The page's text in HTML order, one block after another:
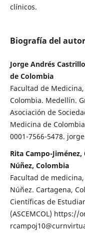
clínicos.
Biografía del
Jorge Andrés
de Colombia
Facultad de
Colombia. Medellín.
Asociación de
Medicina de
0001-7566-5478.
Rita Campo-
Núñez, Colombia
Facultad de
Núñez. Cartagena,
Científicas de
(ASCEMCOL) https://